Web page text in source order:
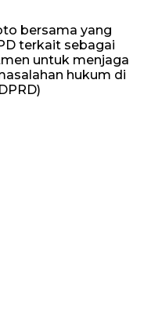
bersama yang
terkait sebagai
untuk menjaga
hukum di